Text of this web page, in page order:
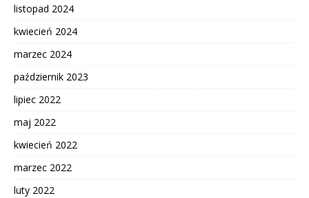
listopad 2024
kwiecień 2024
marzec 2024
październik 2023
lipiec 2022
maj 2022
kwiecień 2022
marzec 2022
luty 2022